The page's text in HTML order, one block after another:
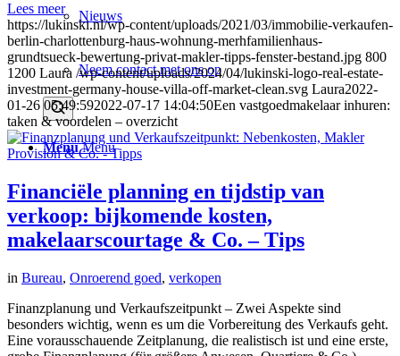
Nieuws
Neem contact met ons op
Menu Menu
Lees meer
https://lukinski.nl/wp-content/uploads/2021/03/immobilie-verkaufen-
berlin-charlottenburg-haus-wohnung-merhfamilienhaus-
grundtsueck-bewertung-privat-makler-tipps-fenster-bestand.jpg 800
1200 Laura /wp-content/uploads/2024/04/lukinski-logo-real-estate-
investment-germany-house-villa-off-market-clean.svg Laura2022-
01-26 05:49:592022-07-17 14:04:50Een vastgoedmakelaar inhuren:
taken & voordelen – overzicht
Financiële planning en tijdstip van
verkoop: bijkomende kosten,
makelaarscourtage & Co. – Tips
in Bureau, Onroerend goed, verkopen
Finanzplanung und Verkaufszeitpunkt – Zwei Aspekte sind
besonders wichtig, wenn es um die Vorbereitung des Verkaufs geht.
Eine vorausschauende Zeitplanung, die realistisch ist und eine erste,